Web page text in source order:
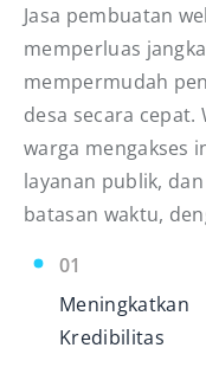
Jasa pembuatan
memperluas
mempermudah
desa secara
warga mengakses
layanan publik,
batasan waktu,
01
Meningkatkan
Kredibilitas